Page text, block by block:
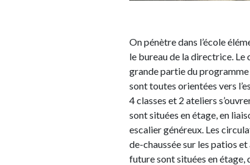
On pénètre dans l’école
le bureau de la directrice. Le
grande partie du
sont toutes orientées vers
4 classes et 2 ateliers
sont situées en étage, en
escalier généreux. Les
de-chaussée sur les patios
future sont situées en étage,